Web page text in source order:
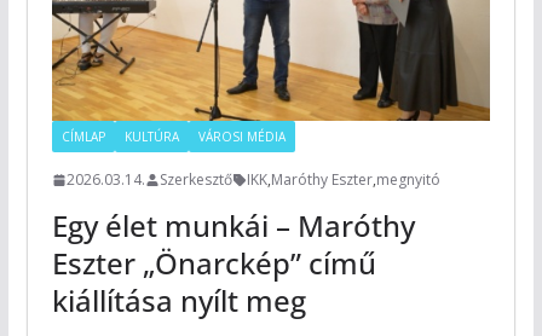
CÍMLAP KULTÚRA VÁROSI MÉDIA
2026.03.14. Szerkesztő IKK,Maróthy Eszter,megnyitó
Egy élet munkái – Maróthy
Eszter „Önarckép” című
kiállítása nyílt meg